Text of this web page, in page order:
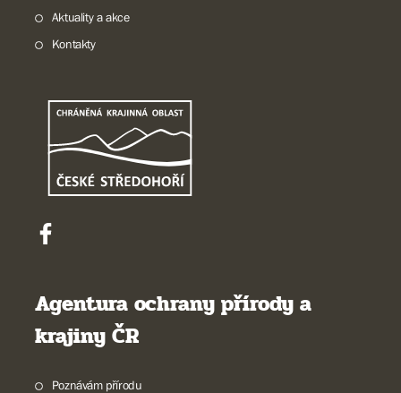
Aktuality a akce
Kontakty
Agentura ochrany přírody a
krajiny ČR
Poznávám přírodu